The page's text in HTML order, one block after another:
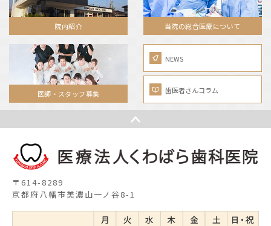
院内紹介 当院の総合医療について
医師・スタッフ募集
NEWS
歯医者さんコラム
〒614-8289
京都府八幡市美濃山一ノ谷8-1